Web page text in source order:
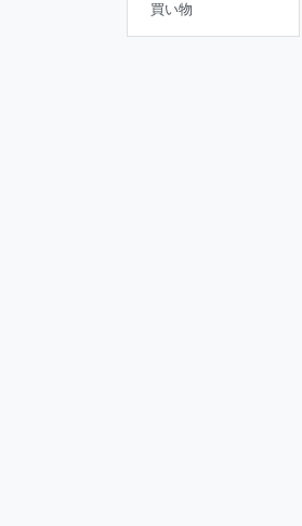
買い物